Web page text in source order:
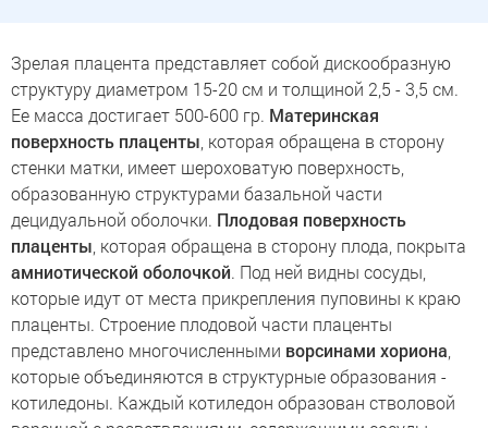
Зрелая плацента представляет собой дискообразную
структуру диаметром 15-20 см и толщиной 2,5 - 3,5 см.
Ее масса достигает 500-600 гр. Материнская
поверхность плаценты , которая обращена в сторону
стенки матки, имеет шероховатую поверхность,
образованную структурами базальной части
децидуальной оболочки. Плодовая поверхность
плаценты , которая обращена в сторону плода, покрыта
амниотической оболочкой. Под ней видны сосуды,
которые идут от места прикрепления пуповины к краю
плаценты. Строение плодовой части плаценты
представлено многочисленными ворсинами хориона
которые объединяются в структурные образования -
котиледоны. Каждый котиледон образован стволовой